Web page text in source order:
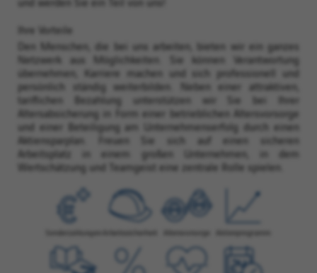
Ihre Vorteile
Den Menschen, die bei uns arbeiten, bieten wir ein ganzes
Netzwerk aus Möglichkeiten. Sie können Verantwortung
übernehmen, Karriere machen und sich professionell und
persönlich ständig weiterbilden. Neben einer attraktiven,
tariflichen Bezahlung unterstützen wir Sie bei Ihrer
Altersabsicherung in Form einer betrieblichen Altersvorsorge
und einer Beteiligung am Unternehmenserfolg durch einen
Aktiensparplan. Freuen Sie sich auf einen sicheren
Arbeitsplatz in einem großen Unternehmen, in dem
Wertschätzung und Teamgeist eine zentrale Rolle spielen.